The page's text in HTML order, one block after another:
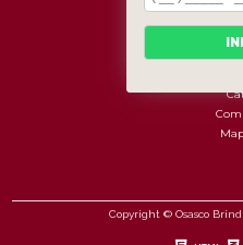
Copyright © Osasco